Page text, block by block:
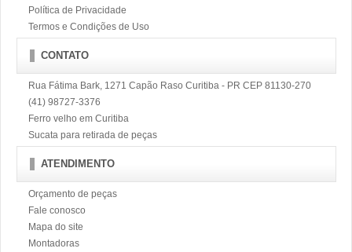
Política de Privacidade
Termos e Condições de Uso
CONTATO
Rua Fátima Bark, 1271 Capão Raso Curitiba - PR CEP 81130-270
(41) 98727-3376
Ferro velho em Curitiba
Sucata para retirada de peças
ATENDIMENTO
Orçamento de peças
Fale conosco
Mapa do site
Montadoras